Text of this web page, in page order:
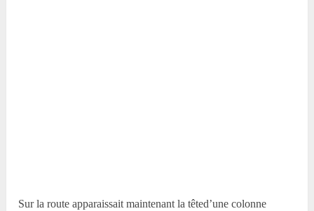
Sur la route apparaissait maintenant la têted’une colonne